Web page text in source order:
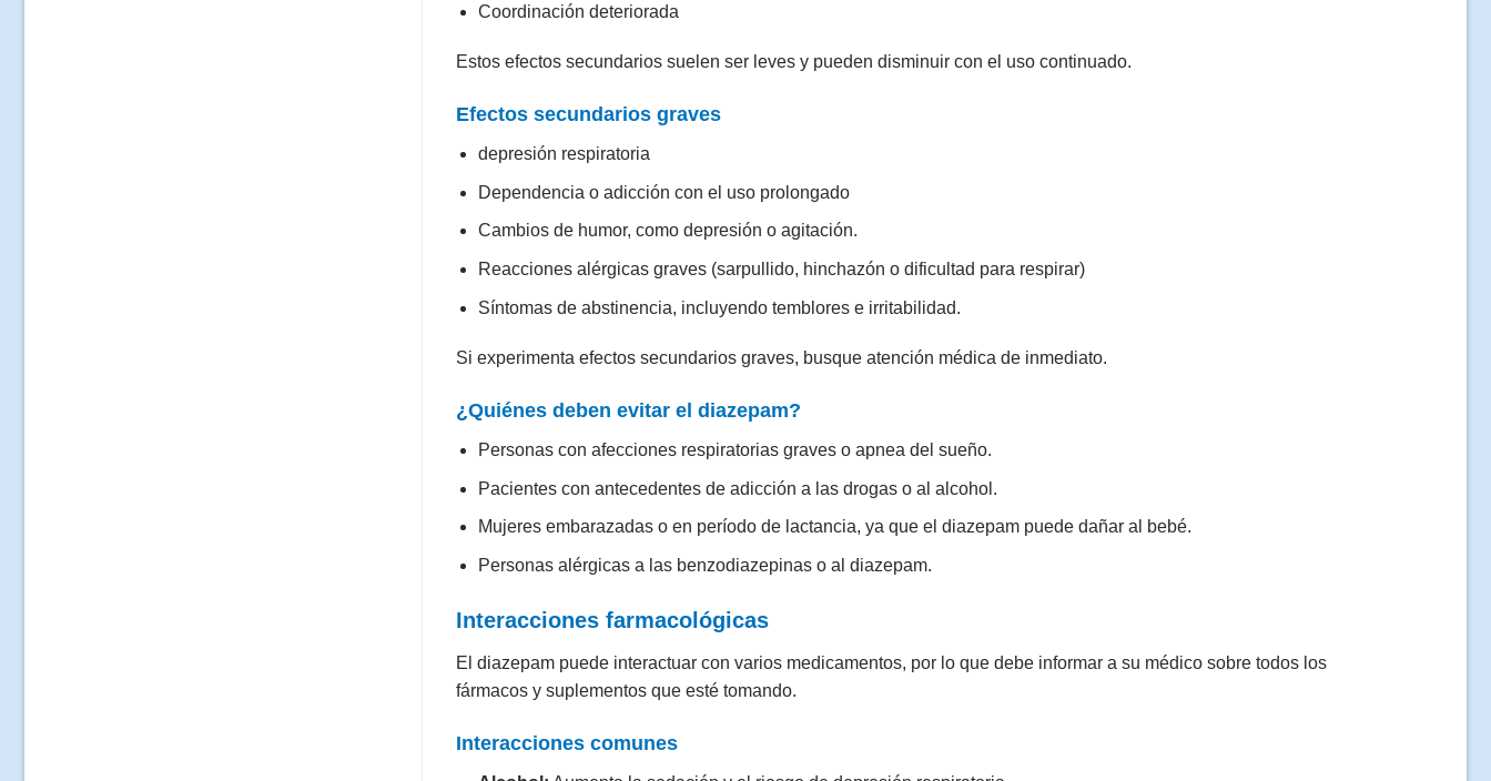
Coordinación deteriorada
Estos efectos secundarios suelen ser leves y pueden disminuir con el uso continuado.
Efectos secundarios graves
depresión respiratoria
Dependencia o adicción con el uso prolongado
Cambios de humor, como depresión o agitación.
Reacciones alérgicas graves (sarpullido, hinchazón o dificultad para respirar)
Síntomas de abstinencia, incluyendo temblores e irritabilidad.
Si experimenta efectos secundarios graves, busque atención médica de inmediato.
¿Quiénes deben evitar el diazepam?
Personas con afecciones respiratorias graves o apnea del sueño.
Pacientes con antecedentes de adicción a las drogas o al alcohol.
Mujeres embarazadas o en período de lactancia, ya que el diazepam puede dañar al bebé.
Personas alérgicas a las benzodiazepinas o al diazepam.
Interacciones farmacológicas
El diazepam puede interactuar con varios medicamentos, por lo que debe informar a su médico sobre todos los
fármacos y suplementos que esté tomando.
Interacciones comunes